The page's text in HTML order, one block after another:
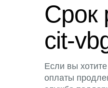
Срок
cit-
Если вы
оплаты